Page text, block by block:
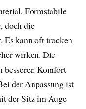
Formstabile
doch die
Es kann oft trocken
wirken. Die
besseren Komfort
der Anpassung ist
der Sitz im Auge